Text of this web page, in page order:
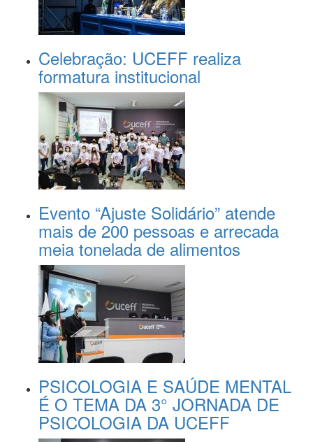
Celebração: UCEFF realiza
formatura institucional
Evento “Ajuste Solidário” atende
mais de 200 pessoas e arrecada
meia tonelada de alimentos
PSICOLOGIA E SAÚDE MENTAL
É O TEMA DA 3° JORNADA DE
PSICOLOGIA DA UCEFF